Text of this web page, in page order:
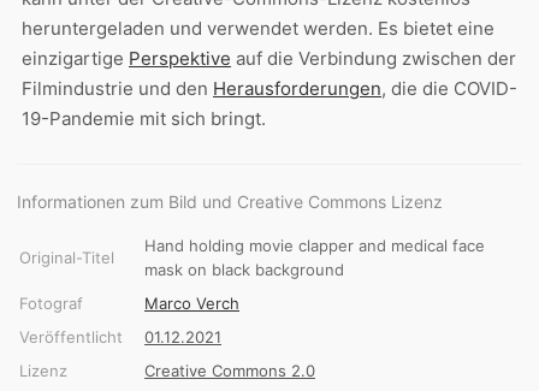
heruntergeladen und verwendet werden. Es bietet eine
einzigartige Perspektive auf die Verbindung zwischen der
Filmindustrie und den Herausforderungen, die die COVID-
19-Pandemie mit sich bringt.
Informationen zum Bild und Creative Commons Lizenz
Original-Titel
Hand holding movie clapper and medical face
mask on black background
Fotograf
Marco Verch
Veröffentlicht
01.12.2021
Lizenz
Creative Commons 2.0